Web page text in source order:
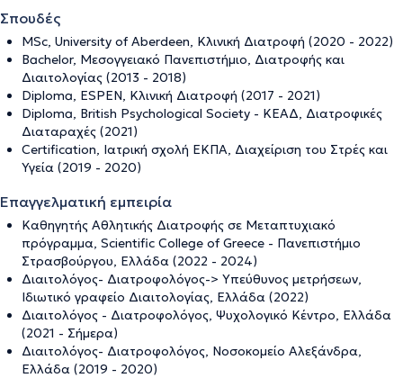
Σπουδές
MSc, University of Aberdeen, Κλινική Διατροφή (2020 - 2022)
Bachelor, Μεσογγειακό Πανεπιστήμιο, Διατροφής και
Διαιτολογίας (2013 - 2018)
Diploma, ESPEN, Κλινική Διατροφή (2017 - 2021)
Diploma, British Psychological Society - ΚΕΑΔ, Διατροφικές
Διαταραχές (2021)
Certification, Ιατρική σχολή ΕΚΠΑ, Διαχείριση του Στρές και
Υγεία (2019 - 2020)
Επαγγελματική εμπειρία
Καθηγητής Αθλητικής Διατροφής σε Μεταπτυχιακό
πρόγραμμα, Scientific College of Greece - Πανεπιστήμιο
Στρασβούργου, Ελλάδα (2022 - 2024)
Διαιτολόγος- Διατροφολόγος-> Υπεύθυνος μετρήσεων,
Ιδιωτικό γραφείο Διαιτολογίας, Ελλάδα (2022)
Διαιτολόγος - Διατροφολόγος, Ψυχολογικό Κέντρο, Ελλάδα
(2021 - Σήμερα)
Διαιτολόγος- Διατροφολόγος, Νοσοκομείο Αλεξάνδρα,
Ελλάδα (2019 - 2020)